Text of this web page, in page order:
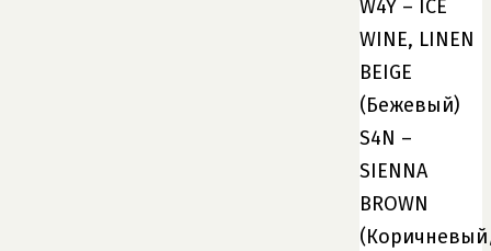
W4Y – ICE
WINE, LINEN
BEIGE
(Бежевый)
S4N –
SIENNA
BROWN